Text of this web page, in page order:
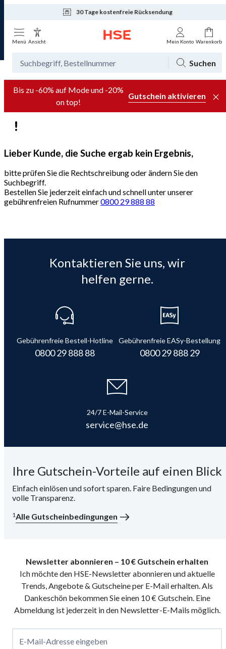
30 Tage kostenfreie Rücksendung
Tagesaktuelle Angebote
Menü Ansicht Mein Konto Warenkorb
Suchen
Bis zu -60% auf Mode und -20%
on top!
Gutschein aktivieren
Lieber Kunde, die Suche ergab kein Ergebnis,
bitte prüfen Sie die Rechtschreibung oder ändern Sie den
Suchbegriff.
Bestellen Sie jederzeit einfach und schnell unter unserer
gebührenfreien Rufnummer0800 29 888 88
Kontaktieren Sie uns, wir
helfen gerne.
Gebührenfreie Bestell-Hotline
0800 29 888 88
Gebührenfreie EASy-Bestellung
0800 29 888 29
24/7 E-Mail-Service
service@hse.de
Ihre Gutschein-Vorteile auf einen Blick
Einfach einlösen und sofort sparen. Faire Bedingungen und
volle Transparenz.
1Alle Gutscheinbedingungen
Newsletter abonnieren – 10 € Gutschein erhalten
Ich möchte den HSE-Newsletter abonnieren und aktuelle
Trends, Angebote & Gutscheine per E-Mail erhalten. Als
Dankeschön bekommen Sie einen 10 € Gutschein. Eine
Abmeldung ist jederzeit in den Newsletter-E-Mails möglich.
E-Mail-Adresse eingeben